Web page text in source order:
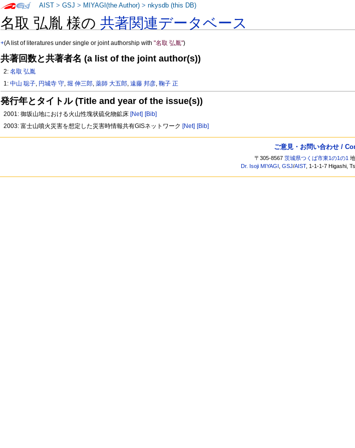
名取 弘胤 様の共著関連データベース
+(A list of literatures under single or joint authorship with"名取 弘胤")
共著回数と共著者名 (a list of the joint author(s))
2:名取 弘胤
1:中山 聡子, 円城寺 守,堀 伸三郎,薬師 大五郎,遠藤 邦彦,鞠子 正
発行年とタイトル (Title and year of the issue(s))
2001: 御坂山地における火山性塊状硫化物鉱床 [Net] [Bib]
2003: 富士山噴火災害を想定した災害時情報共有GISネットワーク [Net] [Bib]
AIST >GSJ > MIYAGI(the Author) >nkysdb (this DB)
ご意見・お問い合わせ /
〒305-8567茨城県つくば市東1の1の1
Dr. Isoji MIYAGI ,GSJ/AIST, 1-1-1-7 Higashi,